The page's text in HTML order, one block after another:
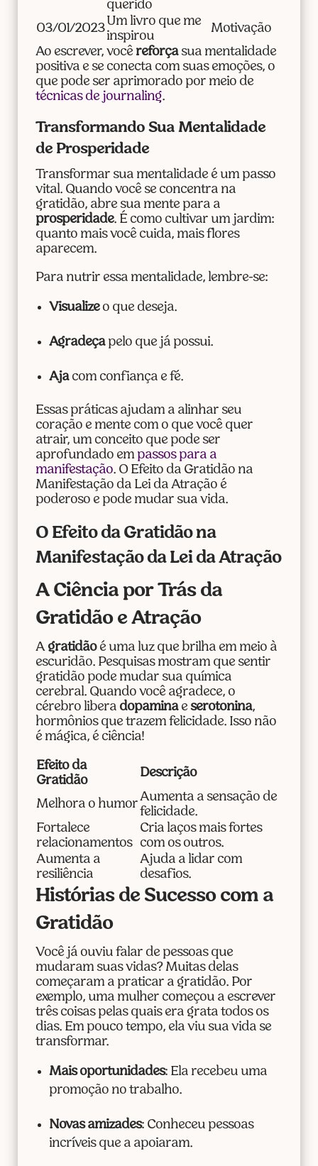
querido
03/01/2023
Um livro que me
inspirou
Motivação
Ao escrever, você reforçasua mentalidade
positiva e se conecta com suas emoções, o
que pode ser aprimorado por meio de
técnicas de journaling.
Transformando Sua Mentalidade
de Prosperidade
Transformar sua mentalidade é um passo
vital. Quando você se concentra na
gratidão, abre sua mente para a
prosperidade. É como cultivar um jardim:
quanto mais você cuida, mais flores
aparecem.
Para nutrir essa mentalidade, lembre-se:
Visualizeo que deseja.
Agradeçapelo que já possui.
Ajacom confiança e fé.
Essas práticas ajudam a alinhar seu
coração e mente com o que você quer
atrair, um conceito que pode ser
aprofundado em passos para a
manifestação. O Efeito da Gratidão na
Manifestação da Lei da Atração é
poderoso e pode mudar sua vida.
O Efeito da Gratidão na
Manifestação da Lei da Atração
A Ciência por Trás da
Gratidão e Atração
A gratidãoé uma luz que brilha em meio à
escuridão. Pesquisas mostram que sentir
gratidão pode mudar sua química
cerebral. Quando você agradece, o
cérebro libera dopaminae serotonina,
hormônios que trazem felicidade. Isso não
é mágica, é ciência!
Efeito da
Gratidão
Descrição
Melhora o humor
Aumenta a sensação de
felicidade.
Fortalece
relacionamentos
Cria laços mais fortes
com os outros.
Aumenta a
resiliência
Ajuda a lidar com
desafios.
Histórias de Sucesso com a
Gratidão
Você já ouviu falar de pessoas que
mudaram suas vidas? Muitas delas
começaram a praticar a gratidão. Por
exemplo, uma mulher começou a escrever
três coisas pelas quais era grata todos os
dias. Em pouco tempo, ela viu sua vida se
transformar.
Mais oportunidades: Ela recebeu uma
promoção no trabalho.
Novas amizades: Conheceu pessoas
incríveis que a apoiaram.